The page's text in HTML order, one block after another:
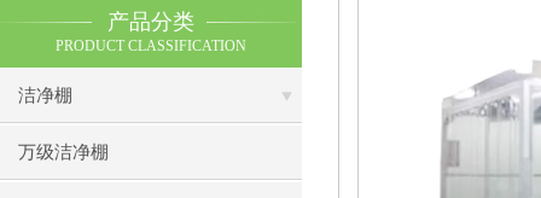
产品分类
PRODUCT CLASSIFICATION
洁净棚
万级洁净棚